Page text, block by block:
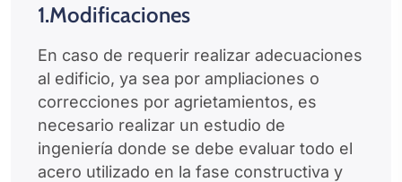
1.Modificaciones
En caso de requerir realizar adecuaciones
al edificio, ya sea por ampliaciones o
correcciones por agrietamientos, es
necesario realizar un estudio de
ingeniería donde se debe evaluar todo el
acero utilizado en la fase constructiva y